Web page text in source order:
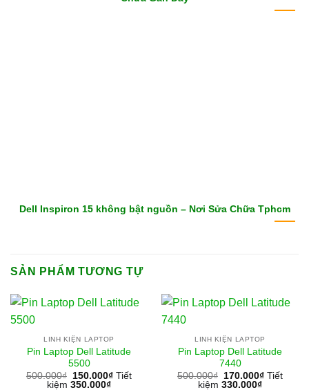
Dell Inspiron 15 không bật nguồn – Nơi Sửa Chữa Tphcm
SẢN PHẨM TƯƠNG TỰ
LINH KIỆN LAPTOP
Pin Laptop Dell Latitude
5500
500.000₫ 150.000₫ Tiết
kiệm 350.000₫
LINH KIỆN LAPTOP
Pin Laptop Dell Latitude
7440
500.000₫ 170.000₫ Tiết
kiệm 330.000₫